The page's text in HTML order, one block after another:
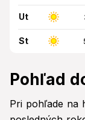
Ut
St
Pohľad
Pri pohľade na